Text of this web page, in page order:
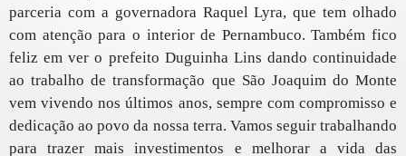
parceria com a governadora Raquel Lyra, que tem olhado
com atenção para o interior de Pernambuco. Também fico
feliz em ver o prefeito Duguinha Lins dando continuidade
ao trabalho de transformação que São Joaquim do Monte
vem vivendo nos últimos anos, sempre com compromisso e
dedicação ao povo da nossa terra. Vamos seguir trabalhando
para trazer mais investimentos e melhorar a vida das